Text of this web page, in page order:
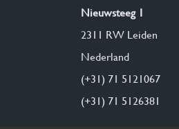
Nieuwsteeg 1
2311 RW Leiden
Nederland
(+31) 71 5121067
(+31) 71 5126381